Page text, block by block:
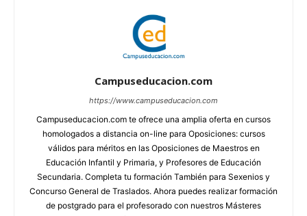
Campuseducacion.com
https://www.campuseducacion.com
Campuseducacion.com te ofrece una amplia oferta en cursos
homologados a distancia on-line para Oposiciones: cursos
válidos para méritos en las Oposiciones de Maestros en
Educación Infantil y Primaria, y Profesores de Educación
Secundaria. Completa tu formación También para Sexenios y
Concurso General de Traslados. Ahora puedes realizar formación
de postgrado para el profesorado con nuestros Másteres